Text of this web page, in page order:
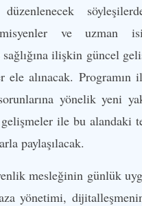
düzenlenecek
ve uzman
ilişkin güncel
ele alınacak.
yönelik yeni
gelişmeler ile bu alandaki
paylaşılacak.
mesleğinin günlük
yönetimi,